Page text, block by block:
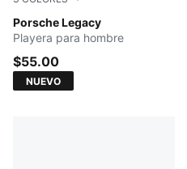
Porsche Legacy
PUMA BLACK
Playera para hombre
$55.00
NUEVO